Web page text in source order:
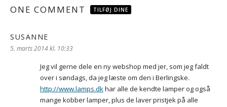
ONE COMMENT TILFØJ DINE
SUSANNE
5. marts 2014 kl. 10:33
Jeg vil gerne dele en ny webshop med jer, som jeg faldt
over i søndags, da jeg læste om den i Berlingske.
http://www.lamps.dkhar alle de kendte lamper og også
mange kobber lamper, plus de laver pristjek på alle